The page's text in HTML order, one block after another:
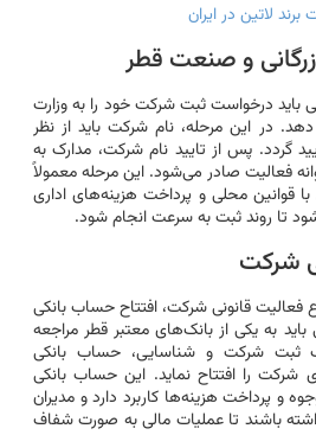
برند لاتین در ایران
و صنعت قطر
باید درخواست ثبت شرکت خود را به وزارت
در این مرحله، نام شرکت باید از نظر
گردد. پس از تایید نام شرکت، مدارک به
فعالیت صادر می‌شود. این مرحله معمولاً
قوانین محلی و پرداخت هزینه‌های اداری
تا روند ثبت به سرعت انجام شود.
شرکت
فعالیت قانونی شرکت، افتتاح حساب بانکی
به یکی از بانک‌های معتبر قطر مراجعه
ثبت شرکت و شناسایی، حساب بانکی
را افتتاح نماید. این حساب بانکی
و پرداخت هزینه‌ها کاربرد دارد و مدیران
باشند تا عملیات مالی به صورت شفاف